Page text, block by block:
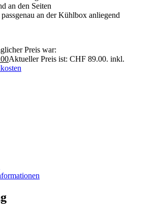
an den Seiten
an der Kühlbox anliegend
Preis war:
Aktueller Preis ist: CHF 89.00. inkl.